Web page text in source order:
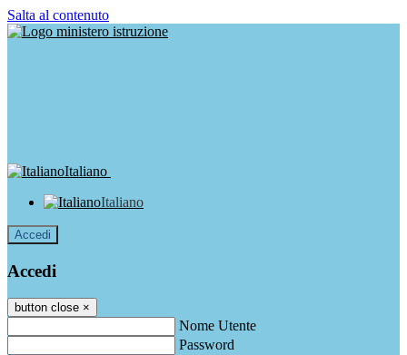
Salta al contenuto
Italiano
Italiano
Accedi
Accedi
button close ×
Nome Utente
Password